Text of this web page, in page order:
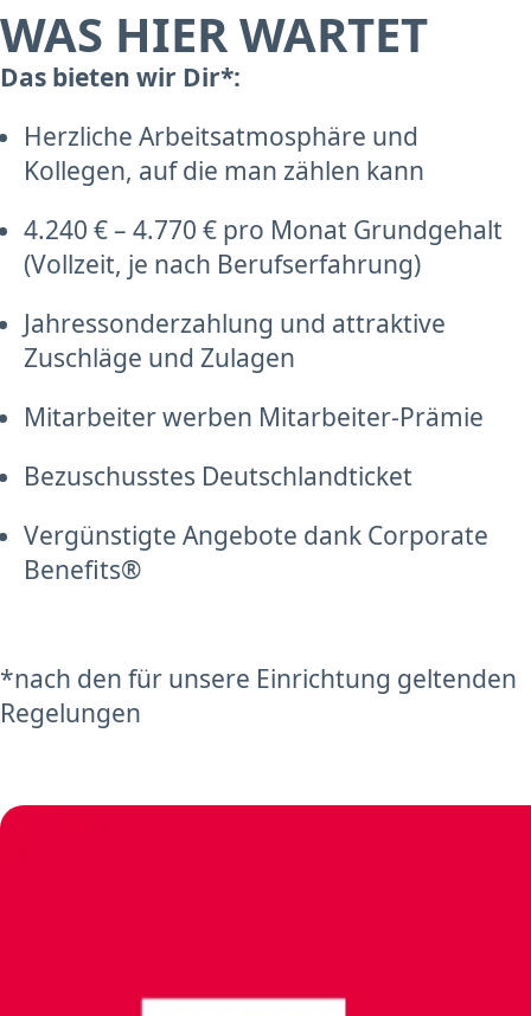
WAS HIER WARTET
Das bieten wir Dir*:
Herzliche Arbeitsatmosphäre und
Kollegen, auf die man zählen kann
4.240 € – 4.770 € pro Monat Grundgehalt
(Vollzeit, je nach Berufserfahrung)
Jahressonderzahlung und attraktive
Zuschläge und Zulagen
Mitarbeiter werben Mitarbeiter-Prämie
Bezuschusstes Deutschlandticket
Vergünstigte Angebote dank Corporate
Benefits®
*nach den für unsere Einrichtung geltenden
Regelungen